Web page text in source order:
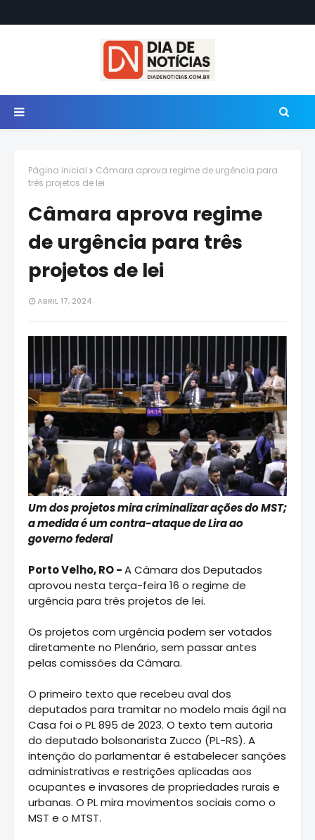
Página inicial
Câmara aprova regime de urgência para
três projetos de lei
Câmara aprova regime
de urgência para três
projetos de lei
ABRIL 17, 2024
Um dos projetos mira criminalizar ações do MST;
a medida é um contra-ataque de Lira ao
governo federal
Porto Velho, RO -A Câmara dos Deputados
aprovou nesta terça-feira 16 o regime de
urgência para três projetos de lei.
Os projetos com urgência podem ser votados
diretamente no Plenário, sem passar antes
pelas comissões da Câmara.
O primeiro texto que recebeu aval dos
deputados para tramitar no modelo mais ágil na
Casa foi o PL 895 de 2023. O texto tem autoria
do deputado bolsonarista Zucco (PL-RS). A
intenção do parlamentar é estabelecer sanções
administrativas e restrições aplicadas aos
ocupantes e invasores de propriedades rurais e
urbanas. O PL mira movimentos sociais como o
MST e o MTST.